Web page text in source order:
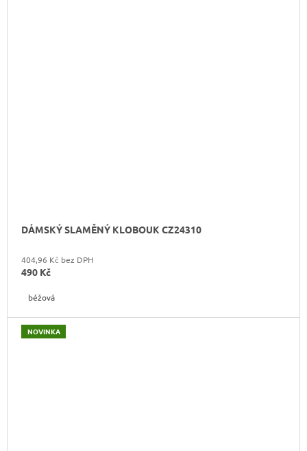
DÁMSKÝ SLAMĚNÝ KLOBOUK CZ24310
404,96 Kč bez DPH
490 Kč
béžová
NOVINKA